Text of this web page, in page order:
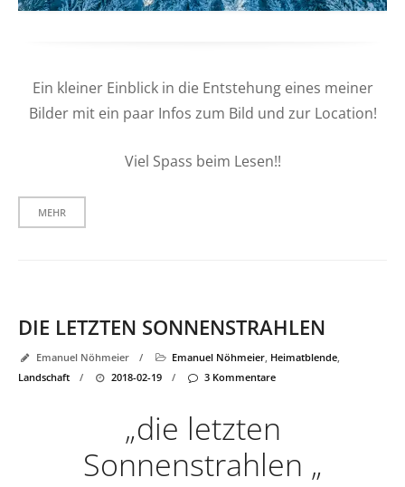
Ein kleiner Einblick in die Entstehung eines meiner
Bilder mit ein paar Infos zum Bild und zur Location!
Viel Spass beim Lesen!!
MEHR
DIE LETZTEN SONNENSTRAHLEN
Emanuel Nöhmeier / Emanuel Nöhmeier, Heimatblende,
Landschaft
/ 2018-02-19 / 3 Kommentare
„die letzten
Sonnenstrahlen „